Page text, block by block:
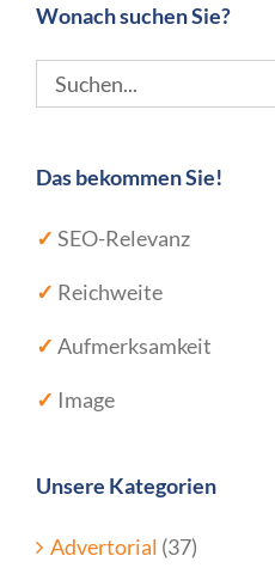
Wonach suchen Sie?
Das bekommen Sie!
✓ SEO-Relevanz
✓ Reichweite
✓ Aufmerksamkeit
✓ Image
Unsere Kategorien
Advertorial (37)